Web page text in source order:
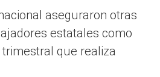
aseguraron otras
estatales como
que realiza